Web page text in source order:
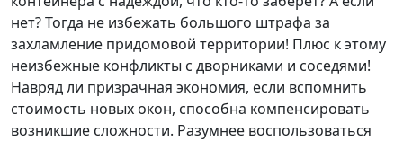
нет? Тогда не избежать большого штрафа за
захламление придомовой территории! Плюс к этому
неизбежные конфликты с дворниками и соседями!
Навряд ли призрачная экономия, если вспомнить
стоимость новых окон, способна компенсировать
возникшие сложности. Разумнее воспользоваться